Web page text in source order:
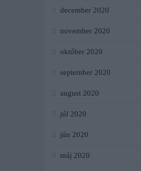
december 2020
november 2020
október 2020
september 2020
august 2020
júl 2020
jún 2020
máj 2020